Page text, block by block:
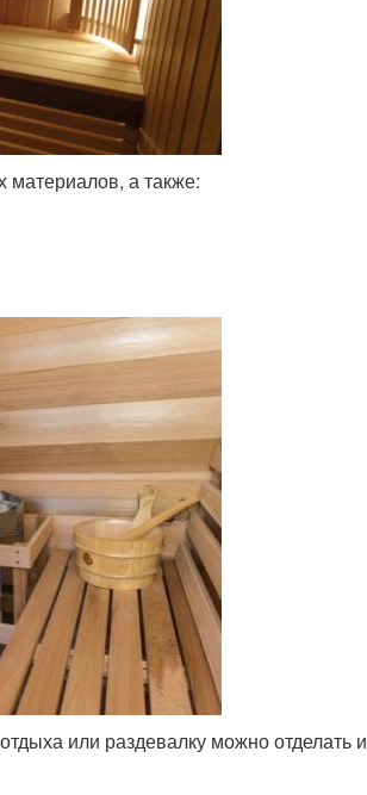
материалов, а также:
или раздевалку можно отделать и